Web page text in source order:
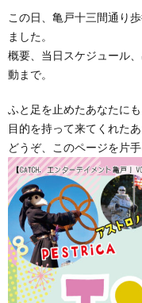
この日、亀戸十三間通り
ました。
概要、当日スケジュール
動まで。
ふと足を止めたあなたにも
目的を持って来てくれたあ
どうぞ、このページを片